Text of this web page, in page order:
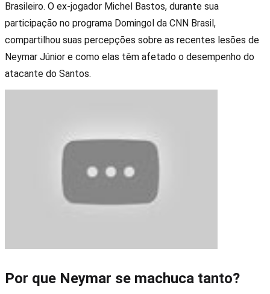
Brasileiro. O ex-jogador Michel Bastos, durante sua
participação no programa Domingol da CNN Brasil,
compartilhou suas percepções sobre as recentes lesões de
Neymar Júnior e como elas têm afetado o desempenho do
atacante do Santos.
Por que Neymar se machuca tanto?